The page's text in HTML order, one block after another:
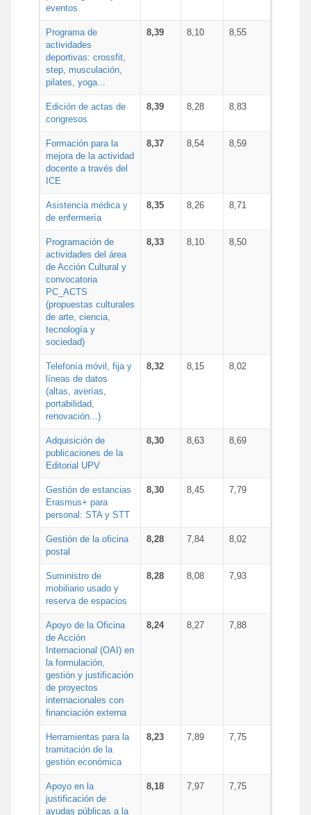
eventos
Programa de
actividades
deportivas: crossfit,
step, musculación,
pilates, yoga...
8,39 8,10 8,55
Edición de actas de
congresos
8,39 8,28 8,83
Formación para la
mejora de la actividad
docente a través del
ICE
8,37 8,54 8,59
Asistencia médica y
de enfermería
8,35 8,26 8,71
Programación de
actividades del área
de Acción Cultural y
convocatoria
PC_ACTS
(propuestas culturales
de arte, ciencia,
tecnología y
sociedad)
8,33 8,10 8,50
Telefonía móvil, fija y
líneas de datos
(altas, averías,
portabilidad,
renovación...)
8,32 8,15 8,02
Adquisición de
publicaciones de la
Editorial UPV
8,30 8,63 8,69
Gestión de estancias
Erasmus+ para
personal: STA y STT
8,30 8,45 7,79
Gestión de la oficina
postal
8,28 7,84 8,02
Suministro de
mobiliario usado y
reserva de espacios
8,28 8,08 7,93
Apoyo de la Oficina
de Acción
Internacional (OAI) en
la formulación,
gestión y justificación
de proyectos
internacionales con
financiación externa
8,24 8,27 7,88
Herramientas para la
tramitación de la
gestión económica
8,23 7,89 7,75
Apoyo en la
justificación de
ayudas públicas a la
8,18 7,97 7,75